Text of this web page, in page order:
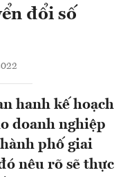
đổi số
hanh kế hoạch
doanh nghiệp
phố giai
nêu rõ sẽ thực